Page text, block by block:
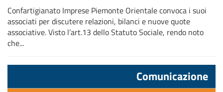
Confartigianato Imprese Piemonte Orientale convoca i suoi
associati per discutere relazioni, bilanci e nuove quote
associative. Visto l’art.13 dello Statuto Sociale, rendo noto
che...
Comunicazione